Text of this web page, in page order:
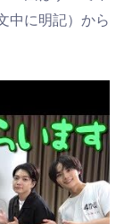
中に明記）から